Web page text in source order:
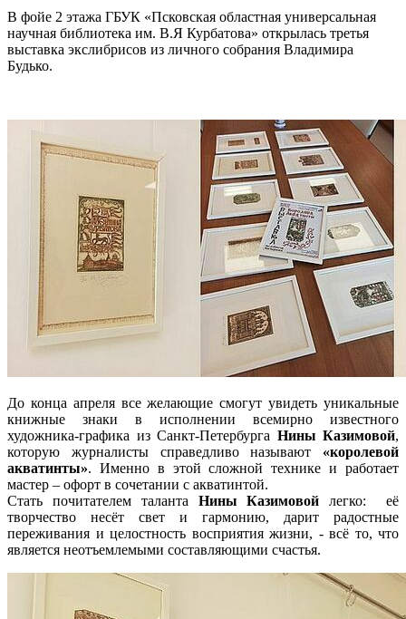
В фойе 2 этажа ГБУК «Псковская областная универсальная
научная библиотека им. В.Я Курбатова» открылась третья
выставка экслибрисов из личного собрания Владимира
Будько.
До конца апреля все желающие смогут увидеть уникальные
книжные знаки в исполнении всемирно известного
художника-графика из Санкт-Петербурга Нины Казимовой,
которую журналисты справедливо называют «королевой
акватинты». Именно в этой сложной технике и работает
мастер – офорт в сочетании с акватинтой.
Стать почитателем таланта Нины Казимовой легко: её
творчество несёт свет и гармонию, дарит радостные
переживания и целостность восприятия жизни, - всё то, что
является неотъемлемыми составляющими счастья.